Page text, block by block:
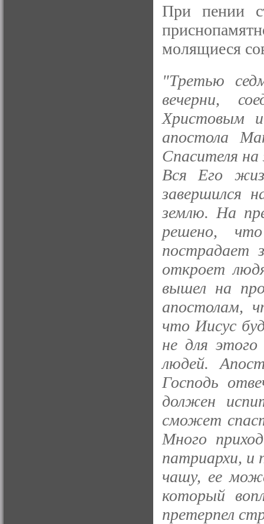
При пении
молящиеся
"Третью
вечерни,
Христовым
апостола
Спасителя на
Вся Его
завершился
землю. На
решено,
пострадает
откроет
вышел на
апостолам,
что Иисус
не для
людей.
Господь
должен
сможет
Много
патриархи, и
чашу, ее
который
претерпел